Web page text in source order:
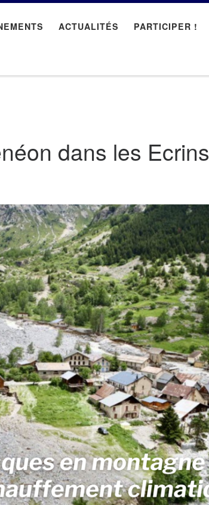
ACTUALITÉS PARTICIPER !
dans les Ecrins